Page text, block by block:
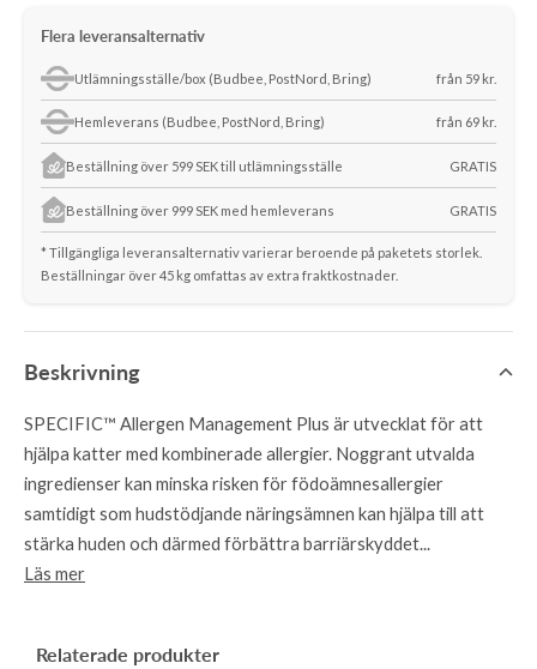
Flera leveransalternativ
Utlämningsställe/box (Budbee, PostNord, Bring) från 59 kr.
Hemleverans (Budbee, PostNord, Bring) från 69 kr.
Beställning över 599 SEK till utlämningsställe GRATIS
Beställning över 999 SEK med hemleverans GRATIS
* Tillgängliga leveransalternativ varierar beroende på paketets storlek.
Beställningar över 45 kg omfattas av extra fraktkostnader.
Beskrivning
SPECIFIC™ Allergen Management Plus är utvecklat för att
hjälpa katter med kombinerade allergier. Noggrant utvalda
ingredienser kan minska risken för födoämnesallergier
samtidigt som hudstödjande näringsämnen kan hjälpa till att
stärka huden och därmed förbättra barriärskyddet...
Läs mer
Relaterade produkter